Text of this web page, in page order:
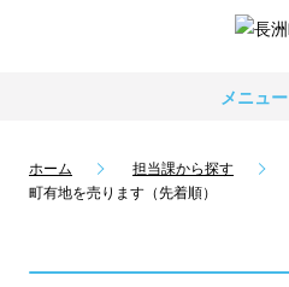
メニュー
ホーム 担当課から探す
町有地を売ります（先着順）